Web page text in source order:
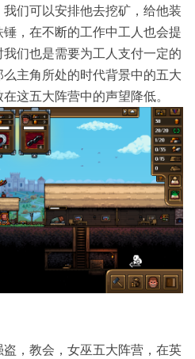
们可以安排他去挖矿，给他装
，在不断的工作中工人也会提
们也是需要为工人支付一定的
主角所处的时代背景中的五大
这五大阵营中的声望降低。
，教会，女巫五大阵营，在英